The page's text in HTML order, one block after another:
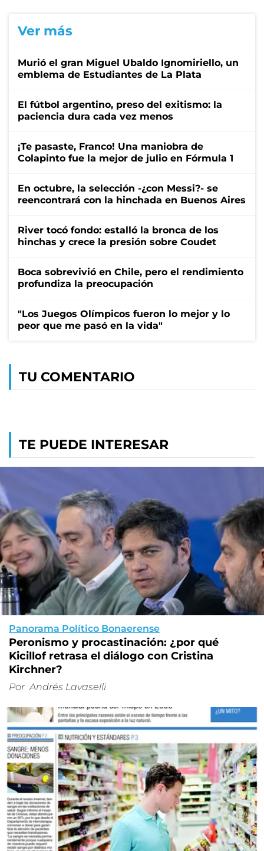
Ver más
Murió el gran Miguel Ubaldo Ignomiriello, un
emblema de Estudiantes de La Plata
El fútbol argentino, preso del exitismo: la
paciencia dura cada vez menos
¡Te pasaste, Franco! Una maniobra de
Colapinto fue la mejor de julio en Fórmula 1
En octubre, la selección -¿con Messi?- se
reencontrará con la hinchada en Buenos Aires
River tocó fondo: estalló la bronca de los
hinchas y crece la presión sobre Coudet
Boca sobrevivió en Chile, pero el rendimiento
profundiza la preocupación
"Los Juegos Olímpicos fueron lo mejor y lo
peor que me pasó en la vida"
TU COMENTARIO
TE PUEDE INTERESAR
Panorama Político Bonaerense
Peronismo y procastinación: ¿por qué
Kicillof retrasa el diálogo con Cristina
Kirchner?
Por Andrés Lavaselli